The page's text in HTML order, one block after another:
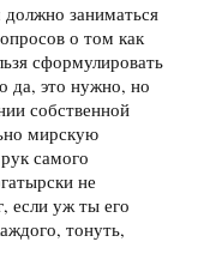
заниматься
о том как
сформулировать
да, это нужно, но
собственной
мирскую
самого
не
если уж ты его
тонуть,